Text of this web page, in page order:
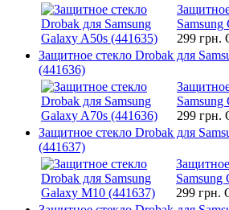
299 грн.
Защитное стекло Drobak для
(441636)
299 грн.
Защитное стекло Drobak для
(441637)
Samsung
299 грн.